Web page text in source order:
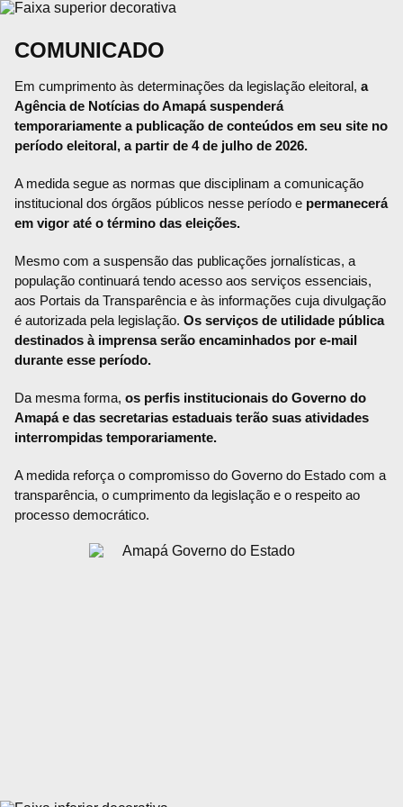
COMUNICADO
Em cumprimento às determinações da legislação eleitoral, a
Agência de Notícias do Amapá suspenderá
temporariamente a publicação de conteúdos em seu site no
período eleitoral, a partir de 4 de julho de 2026.
A medida segue as normas que disciplinam a comunicação
institucional dos órgãos públicos nesse período e permanecerá
em vigor até o término das eleições.
Mesmo com a suspensão das publicações jornalísticas, a
população continuará tendo acesso aos serviços essenciais,
aos Portais da Transparência e às informações cuja divulgação
é autorizada pela legislação. Os serviços de utilidade pública
destinados à imprensa serão encaminhados por e-mail
durante esse período.
Da mesma forma, os perfis institucionais do Governo do
Amapá e das secretarias estaduais terão suas atividades
interrompidas temporariamente.
A medida reforça o compromisso do Governo do Estado com a
transparência, o cumprimento da legislação e o respeito ao
processo democrático.